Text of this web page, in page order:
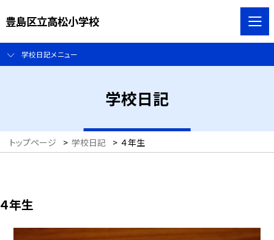
豊島区立高松小学校
学校日記メニュー
学校日記
トップページ > 学校日記 > ４年生
４年生